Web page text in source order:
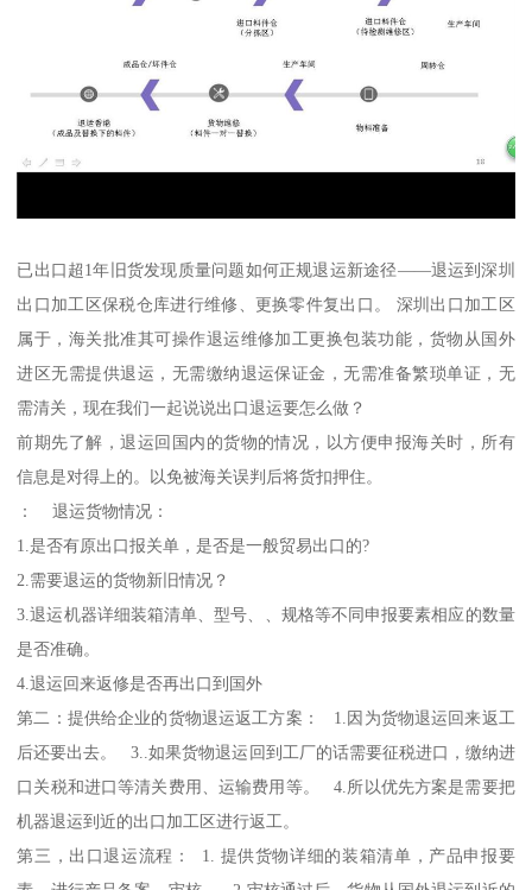
已出口超1年旧货发现质量问题如何正规退运新途径——退运到深圳
出口加工区保税仓库进行维修、更换零件复出口。 深圳出口加工区
属于，海关批准其可操作退运维修加工更换包装功能，货物从国外
进区无需提供退运，无需缴纳退运保证金，无需准备繁琐单证，无
需清关，现在我们一起说说出口退运要怎么做？
前期先了解，退运回国内的货物的情况，以方便申报海关时，所有
信息是对得上的。以免被海关误判后将货扣押住。
： 退运货物情况：
1.是否有原出口报关单，是否是一般贸易出口的?
2.需要退运的货物新旧情况？
3.退运机器详细装箱清单、型号、、规格等不同申报要素相应的数量
是否准确。
4.退运回来返修是否再出口到国外
第二：提供给企业的货物退运返工方案： 1.因为货物退运回来返工
后还要出去。 3..如果货物退运回到工厂的话需要征税进口，缴纳进
口关税和进口等清关费用、运输费用等。 4.所以优先方案是需要把
机器退运到近的出口加工区进行返工。
第三，出口退运流程： 1. 提供货物详细的装箱清单，产品申报要